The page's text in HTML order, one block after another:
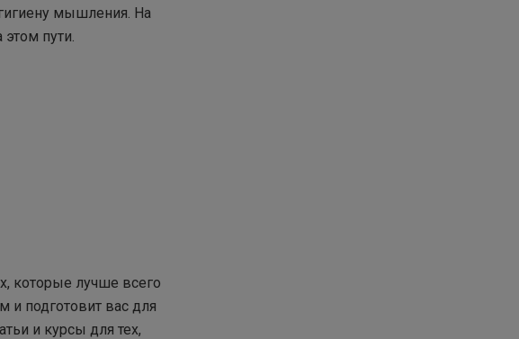
мышления. На
пути.
которые лучше всего
и подготовит вас для
и курсы для тех,